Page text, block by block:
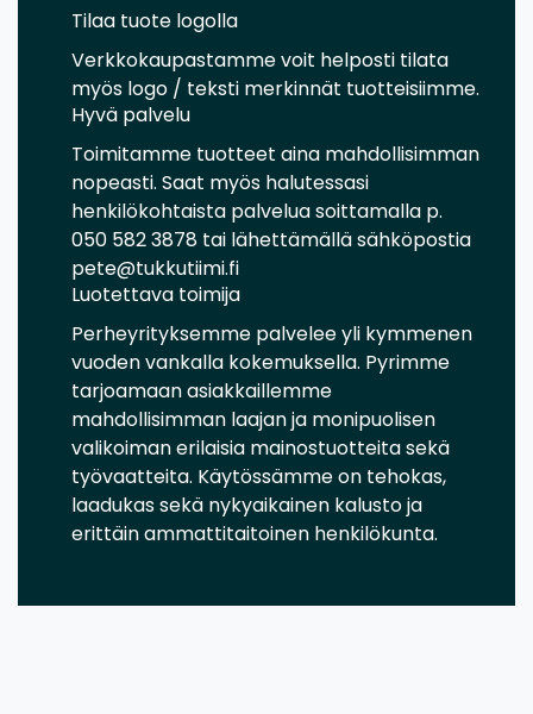
Tilaa tuote logolla
Verkkokaupastamme voit helposti tilata
myös logo / teksti merkinnät tuotteisiimme.
Hyvä palvelu
Toimitamme tuotteet aina mahdollisimman
nopeasti. Saat myös halutessasi
henkilökohtaista palvelua soittamalla p.
050 582 3878 tai lähettämällä sähköpostia
pete@tukkutiimi.fi
Luotettava toimija
Perheyrityksemme palvelee yli kymmenen
vuoden vankalla kokemuksella. Pyrimme
tarjoamaan asiakkaillemme
mahdollisimman laajan ja monipuolisen
valikoiman erilaisia mainostuotteita sekä
työvaatteita. Käytössämme on tehokas,
laadukas sekä nykyaikainen kalusto ja
erittäin ammattitaitoinen henkilökunta.